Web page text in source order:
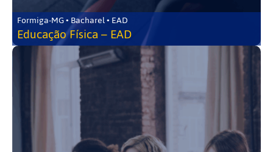
Formiga-MG • Bacharel • EAD
Educação Física – EAD